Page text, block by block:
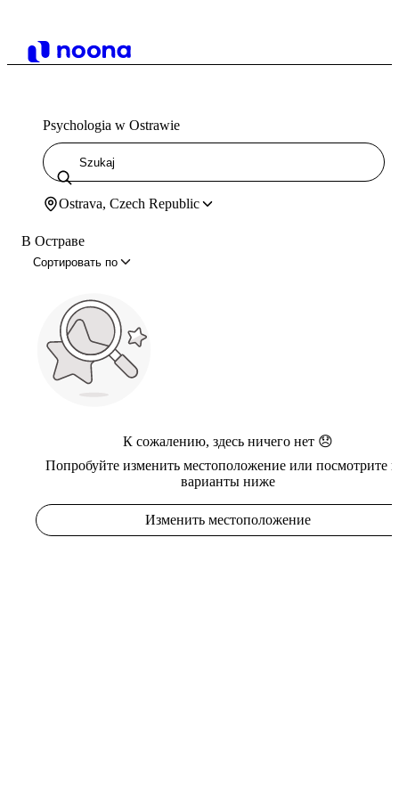
Psychologia w Ostrawie
Ostrava, Czech Republic
В Остраве
Сортировать по
К сожалению, здесь ничего нет 😞
Попробуйте изменить местоположение или посмотрите
варианты ниже
Изменить местоположение